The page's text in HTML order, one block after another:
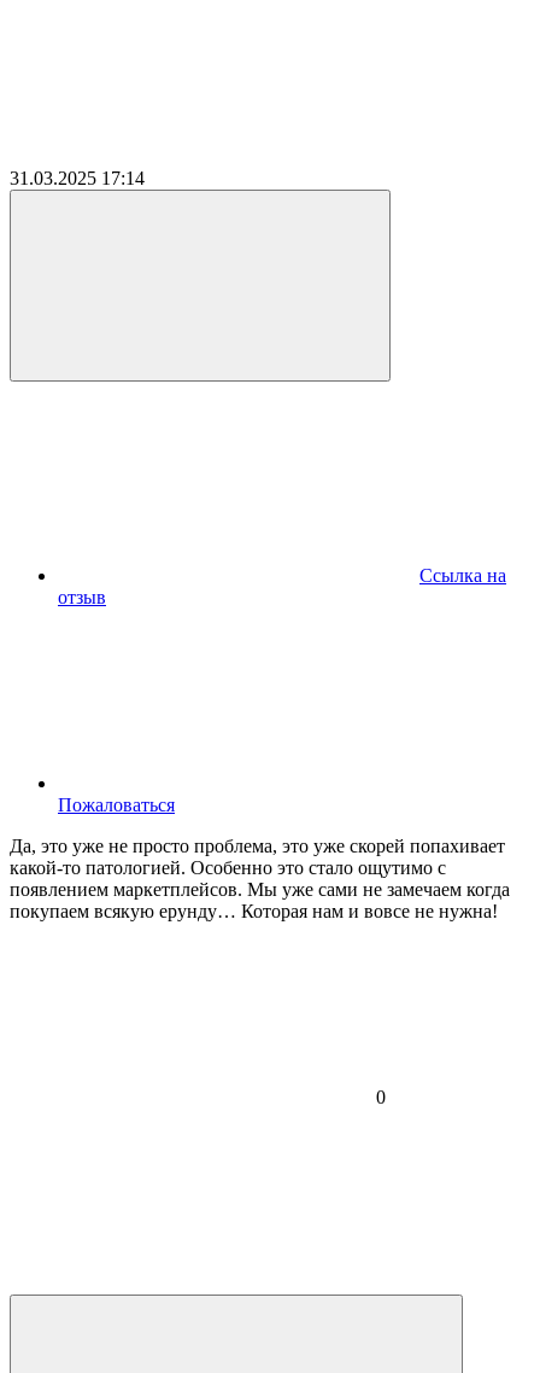
31.03.2025 17:14
Ссылка на
отзыв
Пожаловаться
Да, это уже не просто проблема, это уже скорей попахивает
какой-то патологией. Особенно это стало ощутимо с
появлением маркетплейсов. Мы уже сами не замечаем когда
покупаем всякую ерунду… Которая нам и вовсе не нужна!
0